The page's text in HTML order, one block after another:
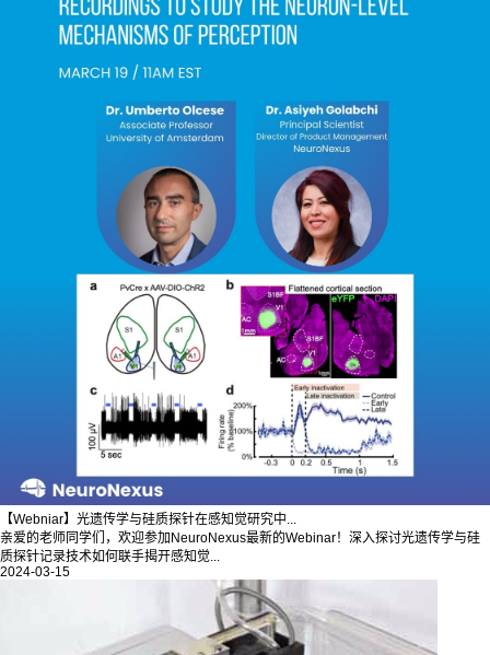
【Webniar】光遗传学与硅质探针在感知觉研究中...
亲爱的老师同学们，欢迎参加NeuroNexus最新的Webinar！深入探讨光遗传学与硅
质探针记录技术如何联手揭开感知觉...
2024-03-15